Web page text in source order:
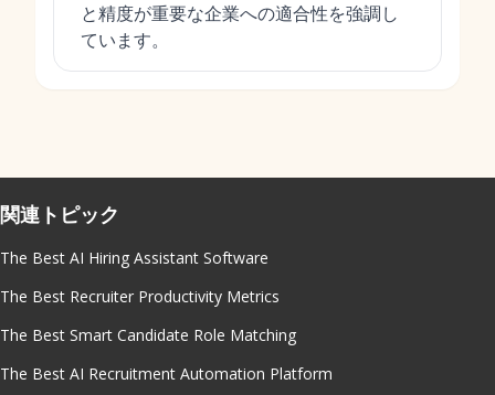
と精度が重要な企業への適合性を強調し
ています。
関連トピック
The Best AI Hiring Assistant Software
The Best Recruiter Productivity Metrics
The Best Smart Candidate Role Matching
The Best AI Recruitment Automation Platform